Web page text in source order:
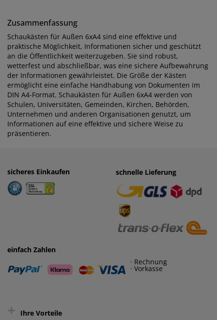
Zusammenfassung
Schaukästen für Außen 6xA4 sind eine effektive und
praktische Möglichkeit, Informationen sicher und geschützt
an die Öffentlichkeit weiterzugeben. Sie sind robust,
wetterfest und abschließbar, was eine sichere Aufbewahrung
der Informationen gewährleistet. Die Größe der Kästen
ermöglicht eine einfache Handhabung von Dokumenten im
DIN A4-Format. Schaukästen für Außen 6xA4 werden von
Schulen, Universitäten, Gemeinden, Kirchen, Behörden,
Unternehmen und anderen Organisationen genutzt, um
Informationen auf eine effektive und sichere Weise zu
präsentieren.
sicheres Einkaufen einfaches Zahlen
· Rechnung
· Vorkasse
schnelle Lieferung
einfach Zahlen
· Rechnung
· Vorkasse
+ Ihre Vorteile